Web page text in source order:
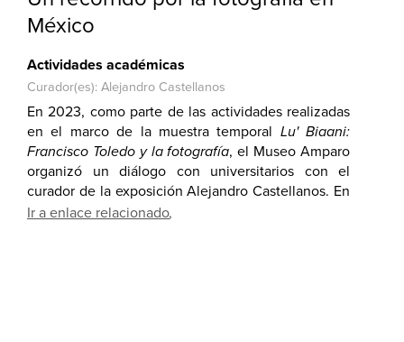
México
Actividades académicas
Curador(es): Alejandro Castellanos
En 2023, como parte de las actividades realizadas
en el marco de la muestra temporal Lu' Biaani:
Francisco Toledo y la fotografía, el Museo Amparo
organizó un diálogo con universitarios con el
curador de la exposición Alejandro Castellanos. En
la conferencia se habló sobre la historia de la
Ir a enlace relacionado